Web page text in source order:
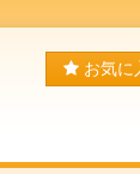
お気に